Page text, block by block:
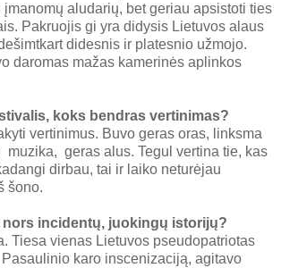
aludarių, bet geriau apsistoti ties
Pakruojis gi yra didysis Lietuvos alaus
didesnis ir platesnio užmojo.
daromas mažas kamerinės aplinkos
koks bendras vertinimas?
vertinimus. Buvo geras oras, linksma
muzika, geras alus. Tegul vertina tie, kas
dirbau, tai ir laiko neturėjau
šono.
incidentų, juokingų istorijų?
Tiesa vienas Lietuvos pseudopatriotas
Pasaulinio karo inscenizaciją, agitavo